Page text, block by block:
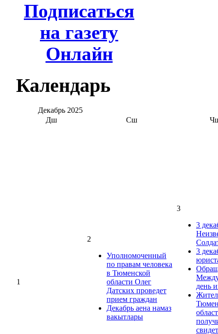
Подписаться
на газету
Онлайн
Календарь
Декабрь 2025
Дш
Сш
1
2
Уполномоченный
по правам человека
в Тюменской
области Олег
Датских проведет
прием граждан
Декабрь аена намаз
вакытлары
3
3
3
день